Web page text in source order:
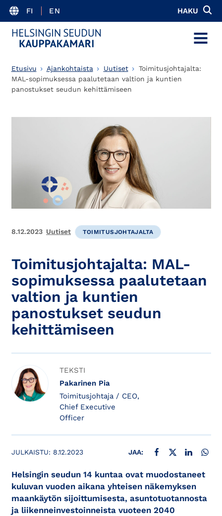
FI EN HAKU
MENU
Etusivu Ajankohtaista Uutiset
Toimitusjohtajalta:
MAL-sopimuksessa paalutetaan valtion ja kuntien
panostukset seudun kehittämiseen
8.12.2023 Uutiset TOIMITUSJOHTAJALTA
Toimitusjohtajalta: MAL-
sopimuksessa paalutetaan
valtion ja kuntien
panostukset seudun
kehittämiseen
TEKSTI
Pakarinen Pia
Toimitusjohtaja / CEO,
Chief Executive
Officer
JULKAISTU: 8.12.2023 JAA: JAA FACEBOOKISSA
JAA X:SSÄ JAA
Helsingin seudun 14 kuntaa ovat muodostaneet
kuluvan vuoden aikana yhteisen näkemyksen
maankäytön sijoittumisesta, asuntotuotannosta
ja liikenneinvestoinneista vuoteen 2040